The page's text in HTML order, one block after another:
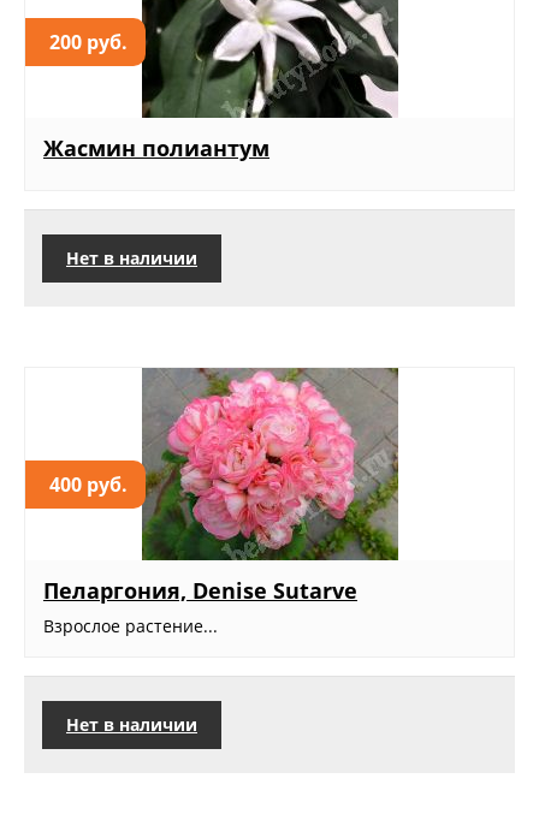
200 руб.
Жасмин полиантум
Нет в наличии
400 руб.
Пеларгония, Denise Sutarve
Взрослое растение...
Нет в наличии